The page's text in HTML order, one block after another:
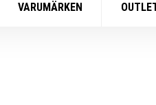
VARUMÄRKEN